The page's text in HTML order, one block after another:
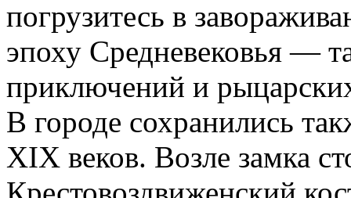
погрузитесь в
эпоху Средневековья —
приключений и
В городе сохранились
XIX веков. Возле замка